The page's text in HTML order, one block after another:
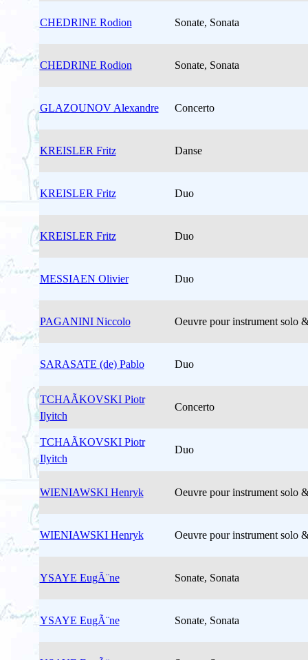
CHEDRINE Rodion Sonate, Sonata
CHEDRINE Rodion Sonate, Sonata
GLAZOUNOV Alexandre Concerto
KREISLER Fritz Danse
KREISLER Fritz Duo
KREISLER Fritz Duo
MESSIAEN Olivier Duo
PAGANINI Niccolo Oeuvre pour instrument solo
SARASATE (de) Pablo Duo
TCHAÃKOVSKI Piotr
Ilyitch
Concerto
TCHAÃKOVSKI Piotr
Ilyitch
Duo
WIENIAWSKI Henryk Oeuvre pour instrument solo
WIENIAWSKI Henryk Oeuvre pour instrument solo
YSAYE EugÃ¨ne Sonate, Sonata
YSAYE EugÃ¨ne Sonate, Sonata